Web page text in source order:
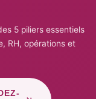
5 piliers essentiels
RH, opérations et